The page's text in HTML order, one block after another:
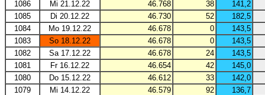
1086
Mi 21.12.22 46.768 38
141,2
1085
Di 20.12.22 46.730 52
182,5
1084
Mo 19.12.22 46.678 0
143,5
1083
So 18.12.22 46.678 0
143,5
1082
Sa 17.12.22 46.678 24
143,5
1081
Fr 16.12.22 46.654 42
145,0
1080
Do 15.12.22 46.612 33
142,0
1079
Mi 14.12.22 46.579 92
136,7